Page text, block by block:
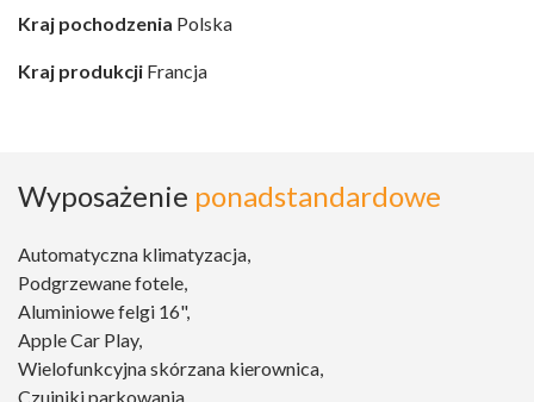
Kraj pochodzenia Polska
Kraj produkcji Francja
Wyposażenie ponadstandardowe
Automatyczna klimatyzacja,
Podgrzewane fotele,
Aluminiowe felgi 16",
Apple Car Play,
Wielofunkcyjna skórzana kierownica,
Czujniki parkowania,